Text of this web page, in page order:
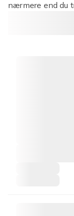
nærmere end du